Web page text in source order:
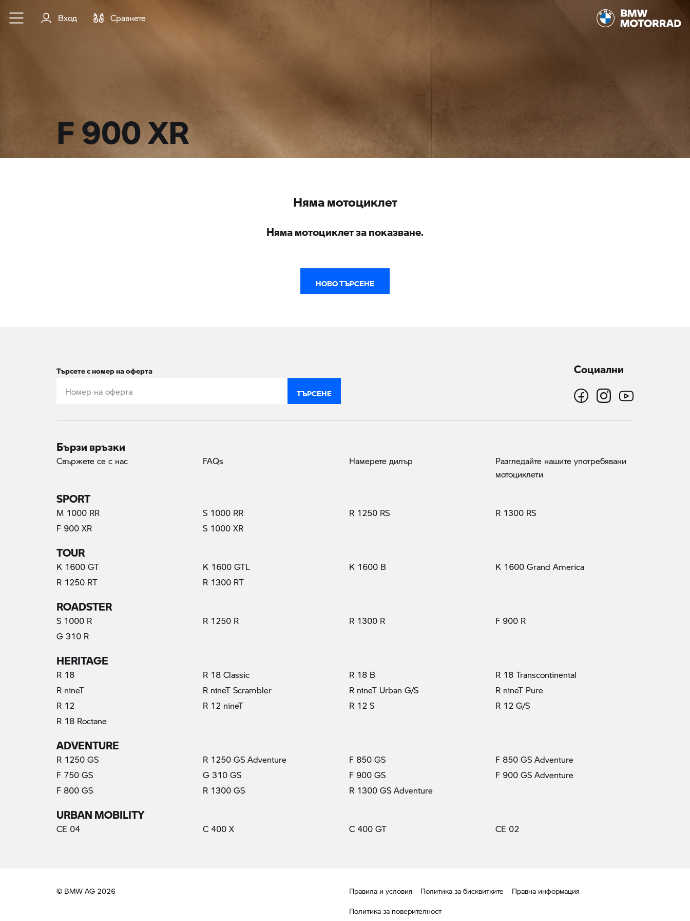
Към основното съдържание
Вход Cравнете
F 900 XR
Няма мотоциклет
Няма мотоциклет за показване.
НОВО ТЪРСЕНЕ
Търсете с номер на оферта
ТЪРСЕНЕ
Социални
Бързи връзки
Свържете се с нас FAQs Намерете дилър
Разгледайте нашите употребявани
мотоциклети
SPORT
M 1000 RR S 1000 RR R 1250 RS
R 1300 RS
F 900 XR(актуални) S 1000 XR
TOUR
K 1600 GT K 1600 GTL K 1600 B
K 1600 Grand America
R 1250 RT
R 1300 RT
ROADSTER
S 1000 R R 1250 R R 1300 R
F 900 R
G 310 R
HERITAGE
R 18 R 18 Classic R 18 B
R 18 Transcontinental
R nineT
R nineT Scrambler R nineT Urban G/S
R nineT Pure
R 12
R 12 nineT R 12 S
R 12 G/S
R 18 Roctane
ADVENTURE
R 1250 GS R 1250 GS Adventure F 850 GS
F 850 GS Adventure
F 750 GS
G 310 GS F 900 GS
F 900 GS Adventure
F 800 GS
R 1300 GS R 1300 GS Adventure
URBAN MOBILITY
CE 04 C 400 X C 400 GT CE 02
Правила и условия Политика за бисквитките
Правна информация
Политика за поверителност
© BMW AG 2026